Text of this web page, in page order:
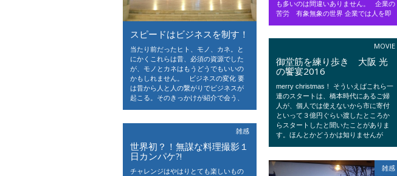
スピードはビジネスを制す！
当たり前だったヒト、モノ、カネ。と
にかくこれらは昔、必須の資源でした
が、モノとカネはもうどうでもいいの
かもしれません。 ビジネスの変化 要
は昔から人と人の繋がりでビジネスが
起こる。そのきっかけが紹介で会う、
も多いのは間違いありません。 企業の
苦労 有象無象の世界 企業では人を即
MOVIE
御堂筋を練り歩き 大阪 光
の饗宴2016
merry christmas！ そういえばこれら一
連のスタートは、橋本時代にあるご婦
人が、個人では使えないから市に寄付
といって３億円ぐらい渡したところか
らスタートしたと聞いたことがありま
す。ほんとかどうかは知りませんが
雑感
世界初？！無謀な料理撮影１
日カンパケ?!
チャレンジはやはりとても楽しいもの
雑感